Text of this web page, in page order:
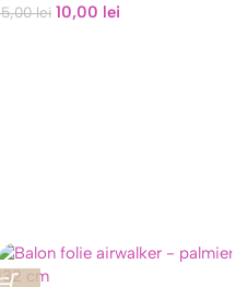
lei 10,00 lei